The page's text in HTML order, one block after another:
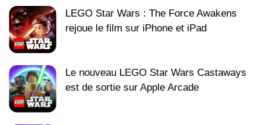
LEGO Star Wars : The Force Awakens
rejoue le film sur iPhone et iPad
Le nouveau LEGO Star Wars Castaways
est de sortie sur Apple Arcade